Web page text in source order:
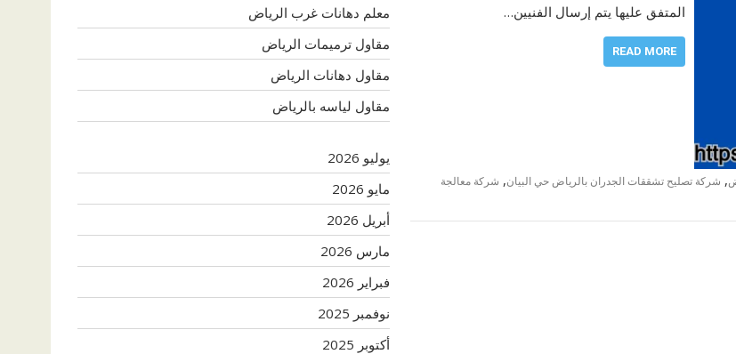
المتفق عليها يتم إرسال الفنيين…
READ MORE
, شركة تصليح تشققات الجدران بالرياض حي البيان, شركة معالجة
معلم دهانات غرب الرياض
مقاول ترميمات الرياض
مقاول دهانات الرياض
مقاول لياسه بالرياض
يوليو 2026
مايو 2026
أبريل 2026
مارس 2026
فبراير 2026
نوفمبر 2025
أكتوبر 2025